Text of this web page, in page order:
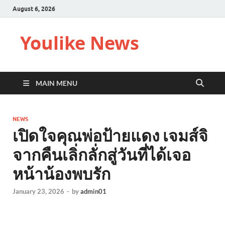
August 6, 2026
Youlike News
MAIN MENU
NEWS
เปิดใจคุณพ่อป้ายแดง เจมส์จิ
จากคืนเลิ่กลั่กสู่วันที่ได้เจอ
หน้าน้องพบรัก
January 23, 2026 - byadmin01